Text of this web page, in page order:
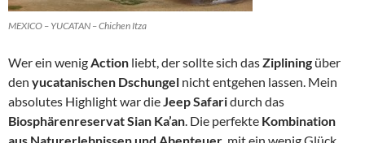
MEXICO – YUCATAN – Chichen Itza
Wer ein wenig Action liebt, der sollte sich dasZiplining über
den yucatanischen Dschungel nicht entgehen lassen. Mein
absolutes Highlight war die Jeep Safaridurch das
BiosphärenreservatSian Ka’an . Die perfekte Kombination
aus Naturerlebnissen und Abenteuer , mit ein wenig Glück